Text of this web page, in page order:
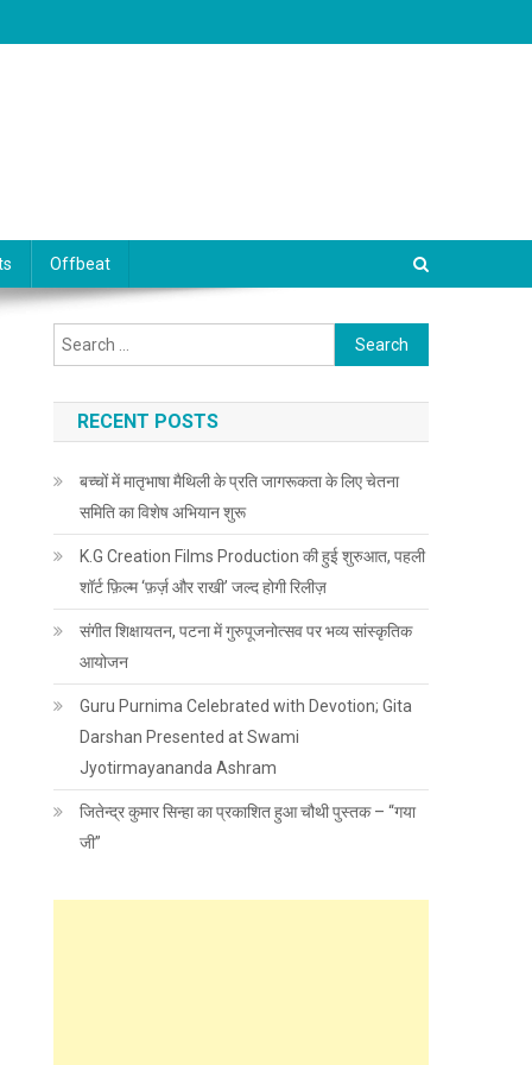
Offbeat
Search for:
RECENT POSTS
बच्चों में मातृभाषा मैथिली के प्रति जागरूकता के लिए चेतना
समिति का विशेष अभियान शुरू
K.G Creation Films Production की हुई शुरुआत, पहली
शॉर्ट फ़िल्म ‘फ़र्ज़ और राखी’ जल्द होगी रिलीज़
संगीत शिक्षायतन, पटना में गुरुपूजनोत्सव पर भव्य सांस्कृतिक
आयोजन
Guru Purnima Celebrated with Devotion; Gita
Darshan Presented at Swami
Jyotirmayananda Ashram
जितेन्द्र कुमार सिन्हा का प्रकाशित हुआ चौथी पुस्तक – “गया
जी”